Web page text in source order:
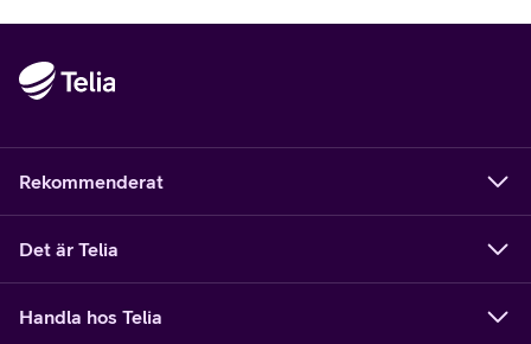
Rekommenderat
Det är Telia
Handla hos Telia